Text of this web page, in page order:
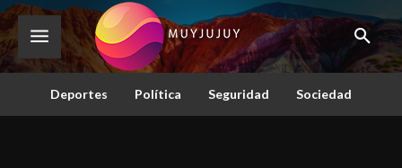
Deportes Política Seguridad Sociedad